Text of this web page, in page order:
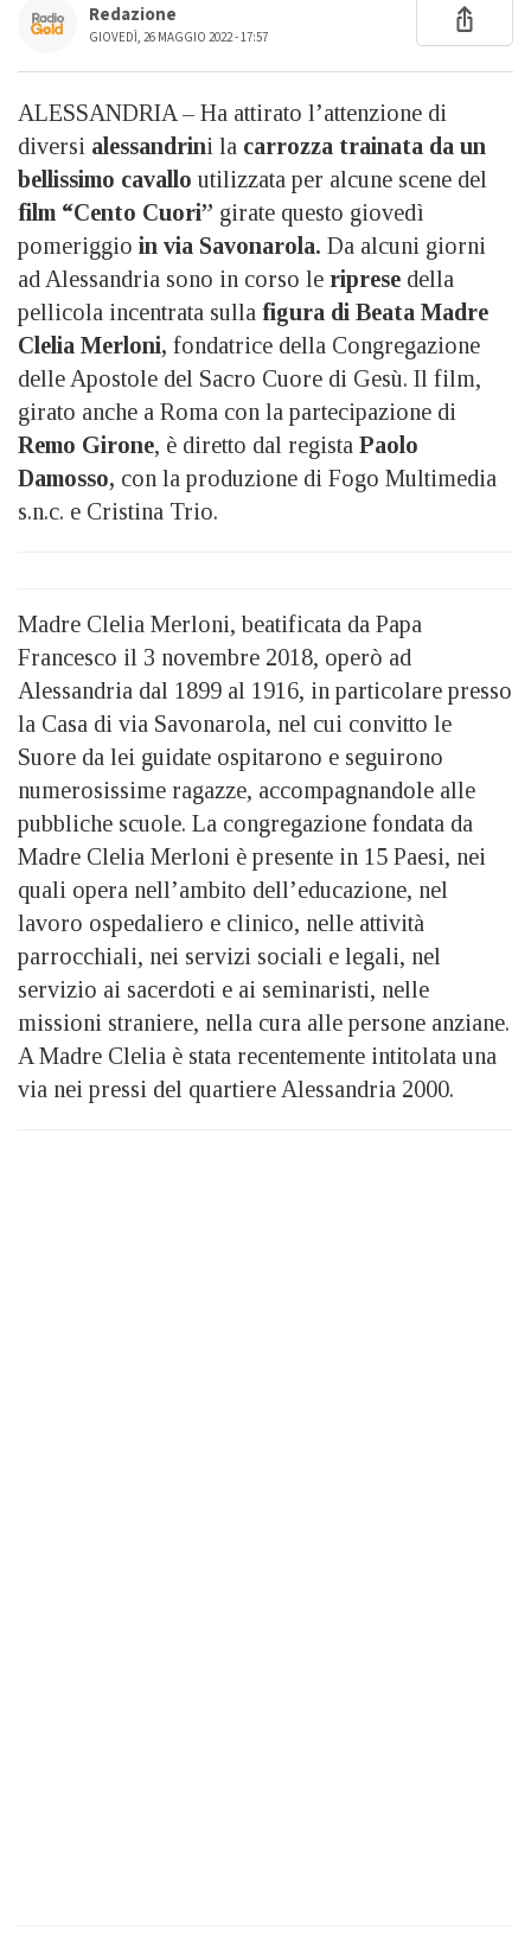
Redazione
GIOVEDÌ, 26 MAGGIO 2022 - 17:57
ALESSANDRIA – Ha attirato l’attenzione di
diversi alessandrini la carrozza trainata da un
bellissimo cavallo utilizzata per alcune scene del
film “Cento Cuori” girate questo giovedì
pomeriggio in via Savonarola. Da alcuni giorni
ad Alessandria sono in corso le riprese della
pellicola incentrata sulla figura di Beata Madre
Clelia Merloni, fondatrice della Congregazione
delle Apostole del Sacro Cuore di Gesù. Il film,
girato anche a Roma con la partecipazione di
Remo Girone, è diretto dal regista Paolo
Damosso, con la produzione di Fogo Multimedia
s.n.c. e Cristina Trio.
Madre Clelia Merloni, beatificata da Papa
Francesco il 3 novembre 2018, operò ad
Alessandria dal 1899 al 1916, in particolare presso
la Casa di via Savonarola, nel cui convitto le
Suore da lei guidate ospitarono e seguirono
numerosissime ragazze, accompagnandole alle
pubbliche scuole. La congregazione fondata da
Madre Clelia Merloni è presente in 15 Paesi, nei
quali opera nell’ambito dell’educazione, nel
lavoro ospedaliero e clinico, nelle attività
parrocchiali, nei servizi sociali e legali, nel
servizio ai sacerdoti e ai seminaristi, nelle
missioni straniere, nella cura alle persone anziane.
A Madre Clelia è stata recentemente intitolata una
via nei pressi del quartiere Alessandria 2000.